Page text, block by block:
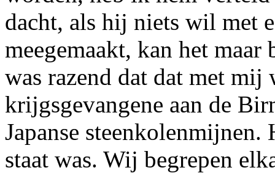
dacht, als hij niets wil met
meegemaakt, kan het
was razend dat dat met mij
krijgsgevangene aan de
Japanse
staat was. Wij begrepen